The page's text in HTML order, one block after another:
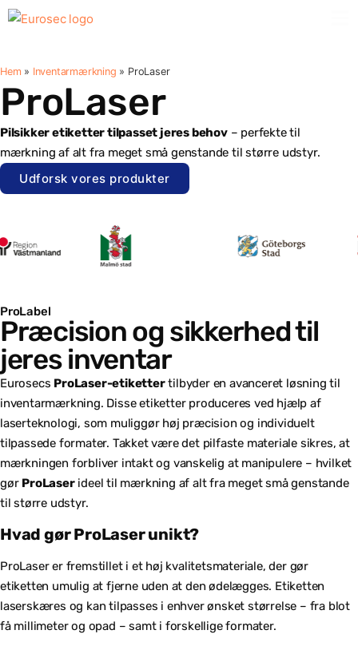
Hem » Inventarmærkning » ProLaser
ProLaser
Pilsikker etiketter tilpasset jeres behov– perfekte til
mærkning af alt fra meget små genstande til større udstyr.
Udforsk vores produkter
ProLabel
Præcision og sikkerhed til
jeres inventar
Eurosecs ProLaser-etikettertilbyder en avanceret løsning til
inventarmærkning. Disse etiketter produceres ved hjælp af
laserteknologi, som muliggør høj præcision og individuelt
tilpassede formater. Takket være det pilfaste materiale sikres, at
mærkningen forbliver intakt og vanskelig at manipulere – hvilket
gør ProLaserideel til mærkning af alt fra meget små genstande
til større udstyr.
Hvad gør ProLaser unikt?
ProLaser er fremstillet i et høj kvalitetsmateriale, der gør
etiketten umulig at fjerne uden at den ødelægges. Etiketten
laserskæres og kan tilpasses i enhver ønsket størrelse – fra blot
få millimeter og opad – samt i forskellige formater.